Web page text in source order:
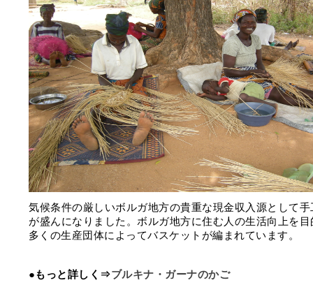
気候条件の厳しいボルガ地方の貴重な現金収入源として
が盛んになりました。ボルガ地方に住む人の生活向上を
多くの生産団体によってバスケットが編まれています。
●もっと詳しく⇒ブルキナ・ガーナのかご